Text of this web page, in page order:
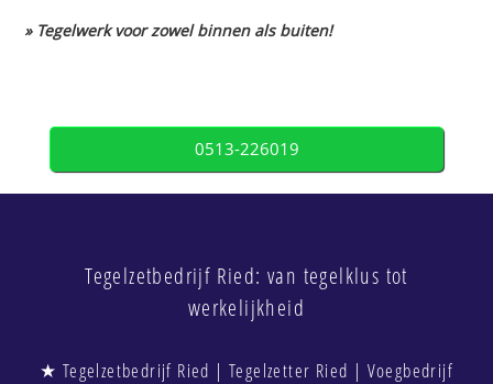
» Tegelwerk voor zowel binnen als buiten!
0513-226019
Tegelzetbedrijf Ried: van tegelklus tot
werkelijkheid
★ Tegelzetbedrijf Ried | Tegelzetter Ried | Voegbedrijf